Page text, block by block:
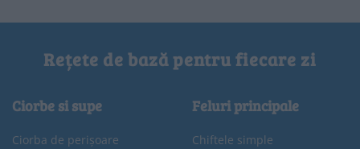
Rețete de bază pentru fiecare zi
Ciorbe si supe
Ciorba de perișoare
Feluri principale
Chiftele simple